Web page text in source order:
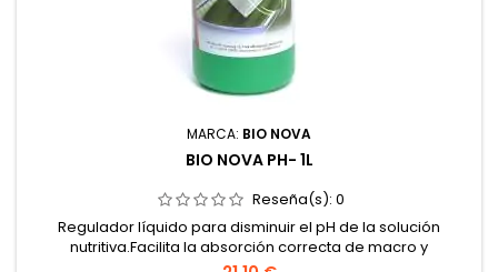
MARCA: BIO NOVA
BIO NOVA PH- 1L
Reseña(s): 0
Regulador líquido para disminuir el pH de la solución
nutritiva.Facilita la absorción correcta de macro y
micronutrientes.Evita bloqueos y deficiencias provocadas